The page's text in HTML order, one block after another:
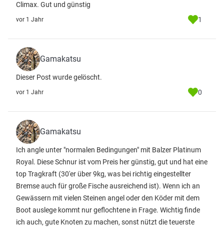
Climax. Gut und günstig
vor 1 Jahr 1
Gamakatsu
Dieser Post wurde gelöscht.
vor 1 Jahr 0
Gamakatsu
Ich angle unter "normalen Bedingungen" mit Balzer Platinum
Royal. Diese Schnur ist vom Preis her günstig, gut und hat eine
top Tragkraft (30'er über 9kg, was bei richtig eingestellter
Bremse auch für große Fische ausreichend ist). Wenn ich an
Gewässern mit vielen Steinen angel oder den Köder mit dem
Boot auslege kommt nur geflochtene in Frage. Wichtig finde
ich auch, gute Knoten zu machen, sonst nützt die teuerste